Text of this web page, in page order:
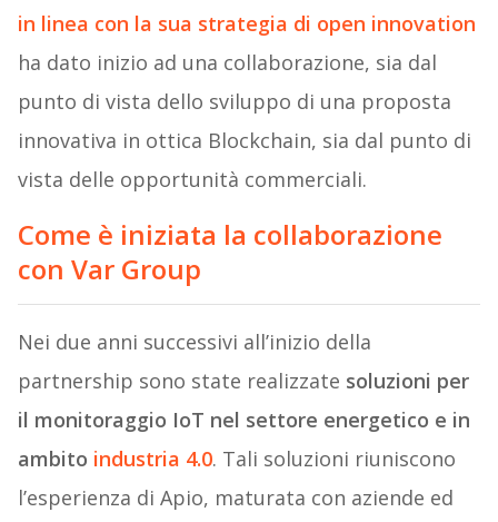
in linea con la sua strategia di open innovation
ha dato inizio ad una collaborazione, sia dal
punto di vista dello sviluppo di una proposta
innovativa in ottica Blockchain, sia dal punto di
vista delle opportunità commerciali.
Come è iniziata la collaborazione
con Var Group
Nei due anni successivi all’inizio della
partnership sono state realizzate soluzioni per
il monitoraggio IoT nel settore energetico e in
ambito industria 4.0. Tali soluzioni riuniscono
l’esperienza di Apio, maturata con aziende ed